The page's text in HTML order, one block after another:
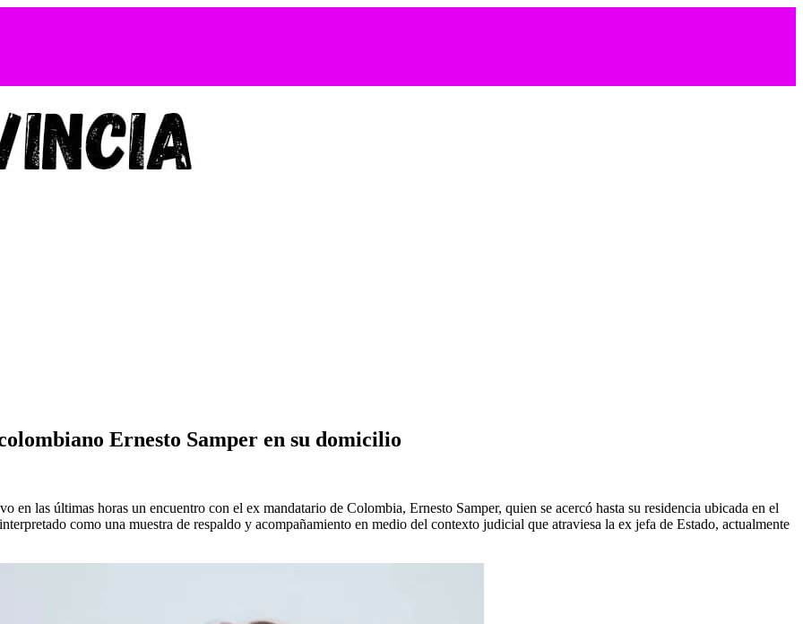
Ernesto Samper en su domicilio
las últimas horas un encuentro con el ex mandatario de Colombia, Ernesto Samper, quien se acercó hasta su residencia ubicada en el
como una muestra de respaldo y acompañamiento en medio del contexto judicial que atraviesa la ex jefa de Estado, actualmente